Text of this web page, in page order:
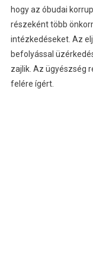
hogy az óbudai
részeként több
intézkedéseket. Az
befolyással
zajlik. Az ügyészség
felére ígért.